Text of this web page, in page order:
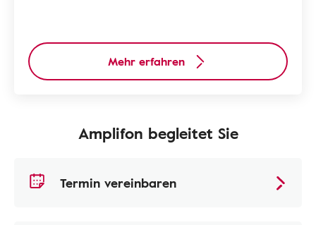
Mehr erfahren
Amplifon begleitet Sie
Termin vereinbaren